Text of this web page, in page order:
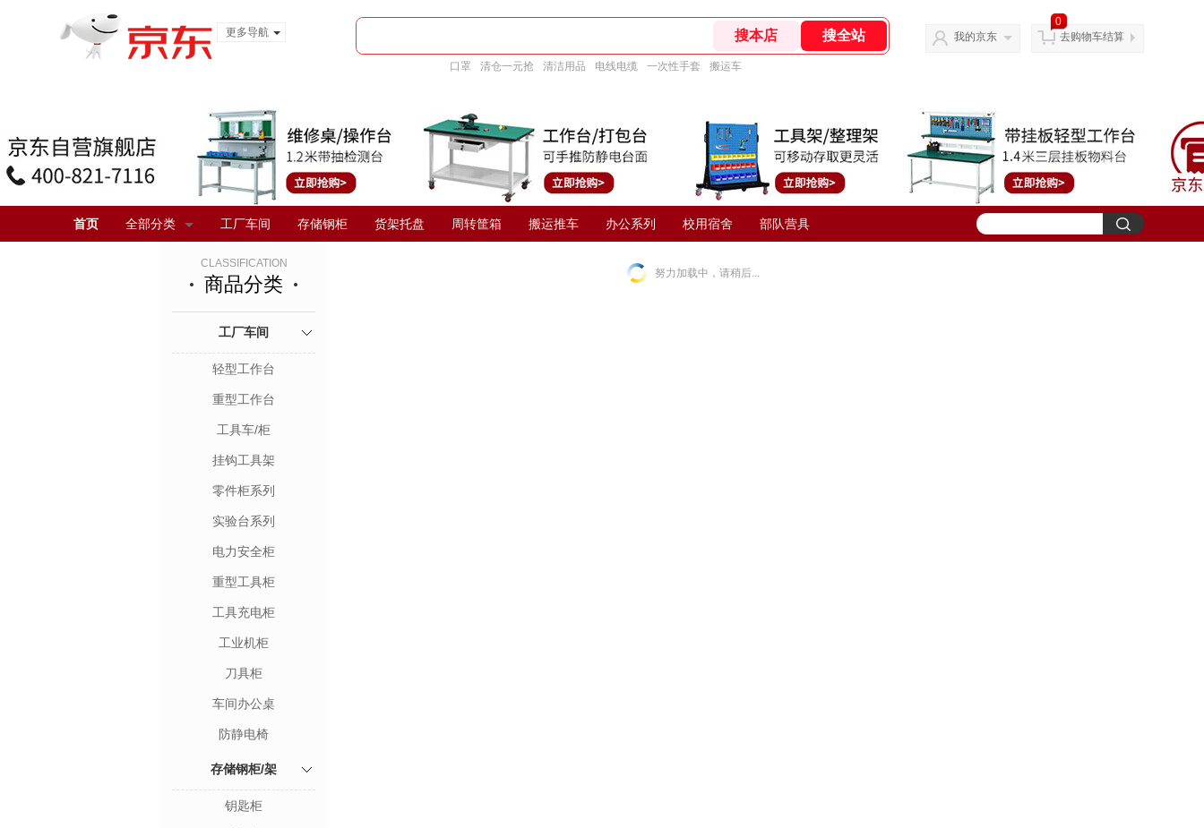
更多导航
口罩 清仓一元抢 清洁用品 电线电缆 一次性手套 搬运车
我的京东
0
去购物车结算
首页 全部分类 工厂车间 存储钢柜 货架托盘 周转筐箱 搬运推车 办公系列 校用宿舍 部队营具
CLASSIFICATION
商品分类
工厂车间
轻型工作台
重型工作台
工具车/柜
挂钩工具架
零件柜系列
实验台系列
电力安全柜
重型工具柜
工具充电柜
工业机柜
刀具柜
车间办公桌
防静电椅
存储钢柜/架
钥匙柜
努力加载中，请稍后...